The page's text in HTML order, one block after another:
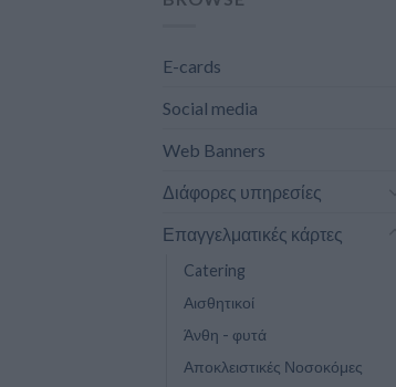
E-cards
Social media
Web Banners
Διάφορες υπηρεσίες
Επαγγελματικές κάρτες
Catering
Αισθητικοί
Άνθη - φυτά
Αποκλειστικές Νοσοκόμες